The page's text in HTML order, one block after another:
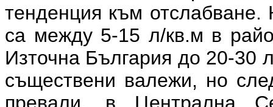
тенденция към
са между 5-15 л/кв.м в
Източна България до 20-30
съществени валежи, но
превали, в Централна